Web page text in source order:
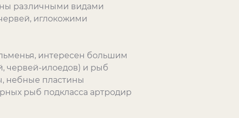
различными видами
иглокожими
интересен большим
червей-илоедов) и рыб
небные пластины
рыб подкласса артродир